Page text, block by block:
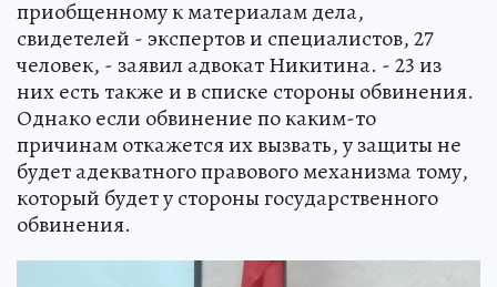
приобщенному к материалам дела,
свидетелей - экспертов и специалистов, 27
человек, - заявил адвокат Никитина. - 23 из
них есть также и в списке стороны обвинения.
Однако если обвинение по каким-то
причинам откажется их вызвать, у защиты не
будет адекватного правового механизма тому,
который будет у стороны государственного
обвинения.